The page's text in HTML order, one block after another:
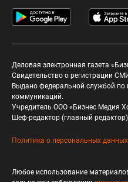
Деловая электронная газета
Свидетельство о регистрации
Выдано федеральной службой по
коммуникаций.
Учредитель ООО «Бизнес Медия
Шеф-редактор (главный
Политика о персональных данных
Любое использование